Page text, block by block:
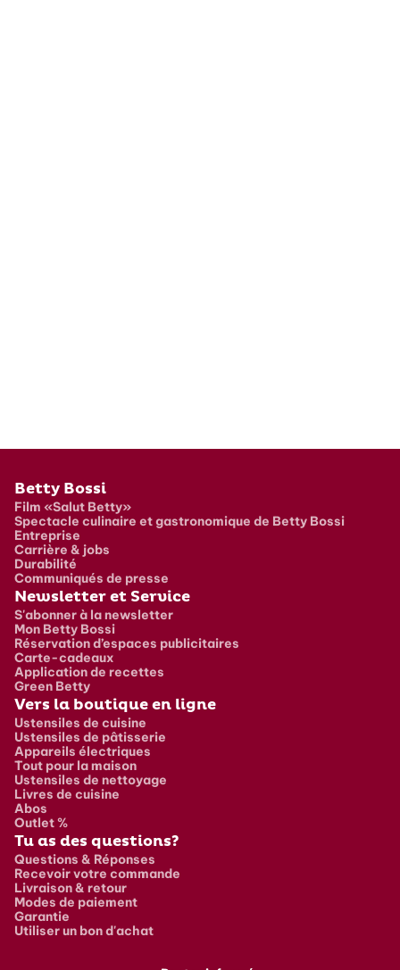
Pied de page
Betty Bossi
Film «Salut Betty»
Spectacle culinaire et gastronomique de Betty Bossi
Entreprise
Carrière & jobs
Durabilité
Communiqués de presse
Newsletter et Service
S'abonner à la newsletter
Mon Betty Bossi
Réservation d’espaces publicitaires
Carte-cadeaux
Application de recettes
Green Betty
Vers la boutique en ligne
Ustensiles de cuisine
Ustensiles de pâtisserie
Appareils électriques
Tout pour la maison
Ustensiles de nettoyage
Livres de cuisine
Abos
Outlet %
Tu as des questions?
Questions & Réponses
Recevoir votre commande
Livraison & retour
Modes de paiement
Garantie
Utiliser un bon d'achat